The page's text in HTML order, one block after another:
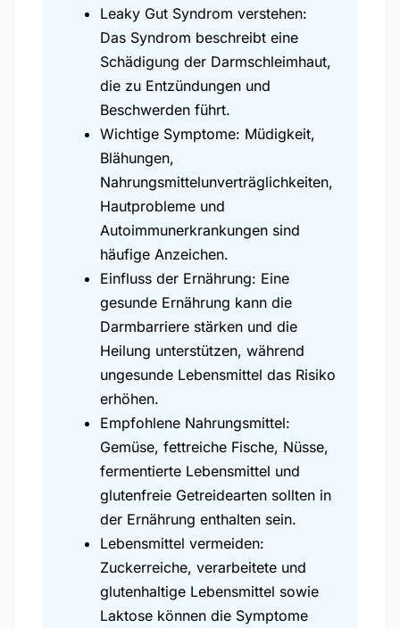
Leaky Gut Syndrom verstehen:
Das Syndrom beschreibt eine
Schädigung der Darmschleimhaut,
die zu Entzündungen und
Beschwerden führt.
Wichtige Symptome: Müdigkeit,
Blähungen,
Nahrungsmittelunverträglichkeiten,
Hautprobleme und
Autoimmunerkrankungen sind
häufige Anzeichen.
Einfluss der Ernährung: Eine
gesunde Ernährung kann die
Darmbarriere stärken und die
Heilung unterstützen, während
ungesunde Lebensmittel das Risiko
erhöhen.
Empfohlene Nahrungsmittel:
Gemüse, fettreiche Fische, Nüsse,
fermentierte Lebensmittel und
glutenfreie Getreidearten sollten in
der Ernährung enthalten sein.
Lebensmittel vermeiden:
Zuckerreiche, verarbeitete und
glutenhaltige Lebensmittel sowie
Laktose können die Symptome